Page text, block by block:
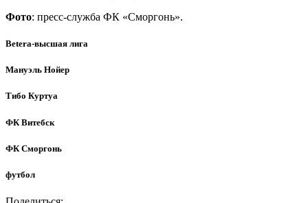
Фото: пресс-служба ФК «Сморгонь».
Betera-высшая лига
Мануэль Нойер
Тибо Куртуа
ФК Витебск
ФК Сморгонь
футбол